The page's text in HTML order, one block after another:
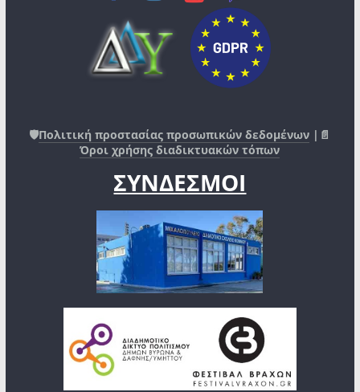
🛡️Πολιτική προστασίας προσωπικών δεδομένων |📄
Όροι χρήσης διαδικτυακών τόπων
ΣΥΝΔΕΣΜΟΙ